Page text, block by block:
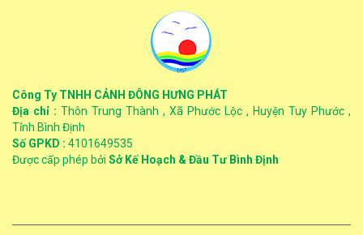
Công Ty TNHH CẢNH ĐÔNG HƯNG PHÁT
Địa chỉ : Thôn Trung Thành , Xã Phước Lộc , Huyện Tuy Phước ,
Tỉnh Bình Định
Số GPKD : 4101649535
Được cấp phép bởi Sở Kế Hoạch & Đầu Tư Bình Định